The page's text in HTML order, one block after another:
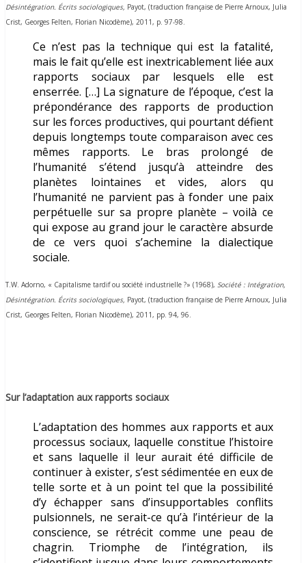
Désintégration. Écrits sociologiques, Payot, (traduction française de Pierre Arnoux, Julia
Crist, Georges Felten, Florian Nicodème), 2011, p. 97-98.
Ce n’est pas la technique qui est la fatalité,
mais le fait qu’elle est inextricablement liée aux
rapports sociaux par lesquels elle est
enserrée. […] La signature de l’époque, c’est la
prépondérance des rapports de production
sur les forces productives, qui pourtant défient
depuis longtemps toute comparaison avec ces
mêmes rapports. Le bras prolongé de
l’humanité s’étend jusqu’à atteindre des
planètes lointaines et vides, alors qu
l’humanité ne parvient pas à fonder une paix
perpétuelle sur sa propre planète – voilà ce
qui expose au grand jour le caractère absurde
de ce vers quoi s’achemine la dialectique
sociale.
T.W. Adorno, « Capitalisme tardif ou société industrielle ?» (1968), Société : Intégration,
Désintégration. Écrits sociologiques, Payot, (traduction française de Pierre Arnoux, Julia
Crist, Georges Felten, Florian Nicodème), 2011, pp. 94, 96.
Sur l’adaptation aux rapports sociaux
L’adaptation des hommes aux rapports et aux
processus sociaux, laquelle constitue l’histoire
et sans laquelle il leur aurait été difficile de
continuer à exister, s’est sédimentée en eux de
telle sorte et à un point tel que la possibilité
d’y échapper sans d’insupportables conflits
pulsionnels, ne serait-ce qu’à l’intérieur de la
conscience, se rétrécit comme une peau de
chagrin. Triomphe de l’intégration, ils